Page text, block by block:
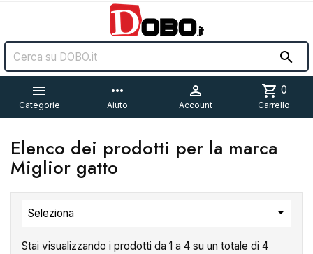


Categorie
more_horiz
Aiuto

Account
shopping_cart 0
Carrello
Elenco dei prodotti per la marca
Miglior gatto
Seleziona 
Stai visualizzando i prodotti da 1 a 4 su un totale di 4